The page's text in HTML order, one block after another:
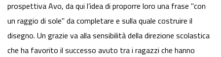
prospettiva Avo, da qui l’idea di proporre loro una frase "con
un raggio di sole" da completare e sulla quale costruire il
disegno. Un grazie va alla sensibilità della direzione scolastica
che ha favorito il successo avuto tra i ragazzi che hanno